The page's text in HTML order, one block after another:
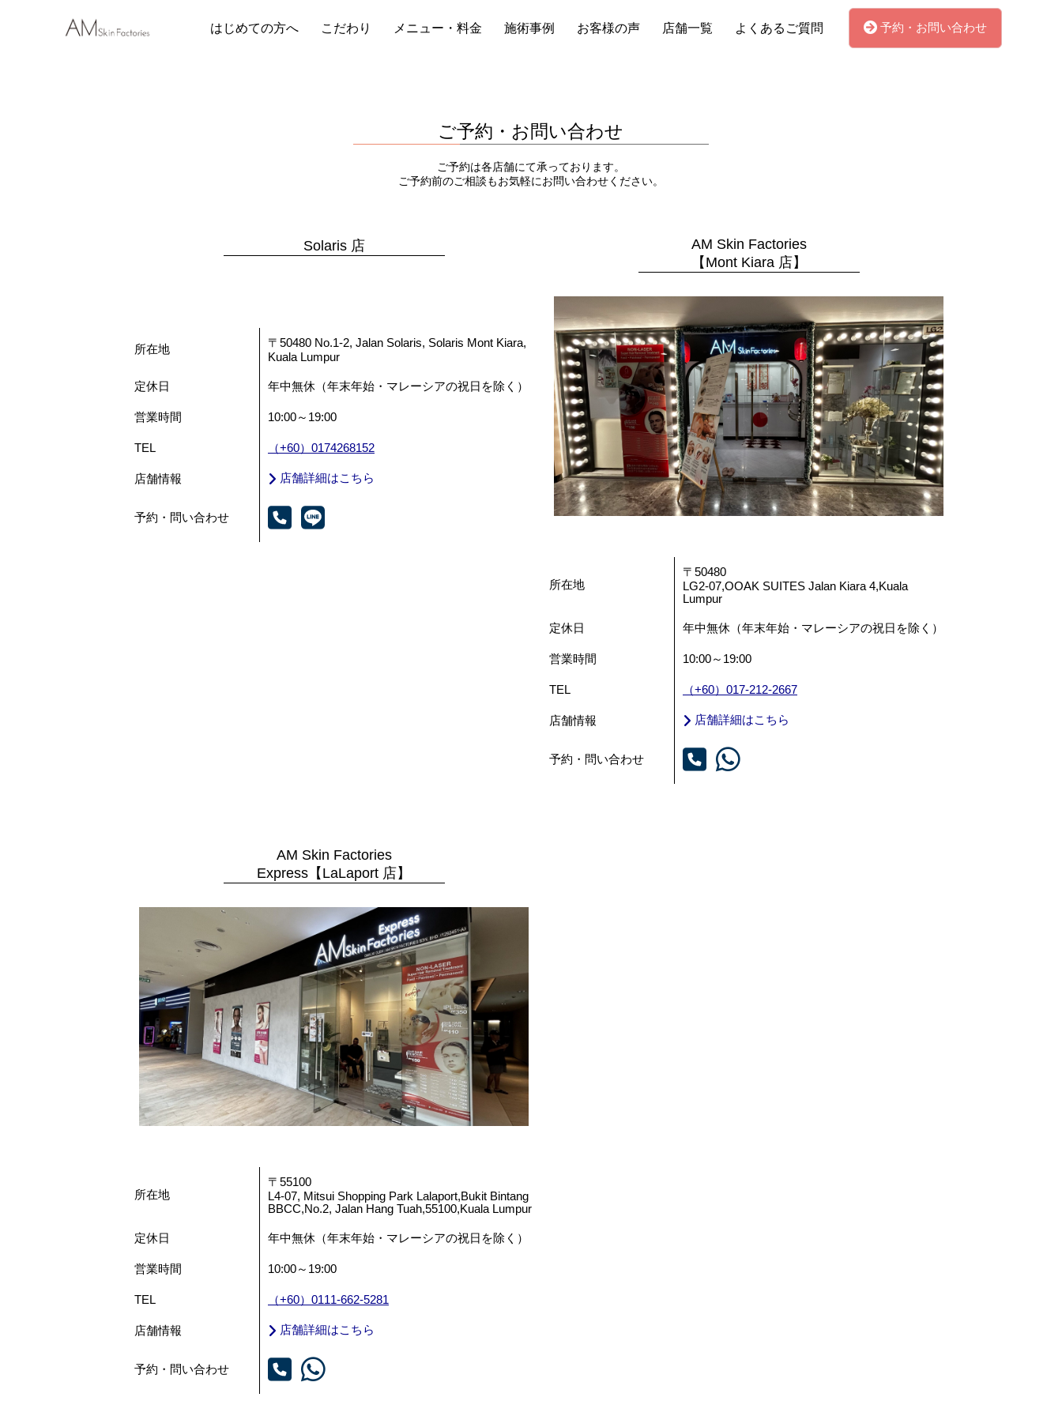
はじめての方へ こだわり メニュー・料金 施術事例 お客様の声 店舗一覧 よくあるご質問 予約・お問い合わせ
ご予約・お問い合わせ
ご予約は各店舗にて承っております。
ご予約前のご相談もお気軽にお問い合わせください。
Solaris 店
所在地
〒50480 No.1-2, Jalan Solaris, Solaris Mont Kiara,
Kuala Lumpur
定休日 年中無休（年末年始・マレーシアの祝日を除く）
営業時間 10:00～19:00
TEL （+60）0174268152
店舗情報 店舗詳細はこちら
予約・問い合わせ
AM Skin Factories
【Mont Kiara 店】
所在地
〒50480
LG2-07,OOAK SUITES Jalan Kiara 4,Kuala
Lumpur
定休日 年中無休（年末年始・マレーシアの祝日を除く）
営業時間 10:00～19:00
TEL （+60）017-212-2667
店舗情報 店舗詳細はこちら
予約・問い合わせ
AM Skin Factories
Express【LaLaport 店】
所在地
〒55100
L4-07, Mitsui Shopping Park Lalaport,Bukit Bintang
BBCC,No.2, Jalan Hang Tuah,55100,Kuala Lumpur
定休日 年中無休（年末年始・マレーシアの祝日を除く）
営業時間 10:00～19:00
TEL （+60）0111-662-5281
店舗情報 店舗詳細はこちら
予約・問い合わせ